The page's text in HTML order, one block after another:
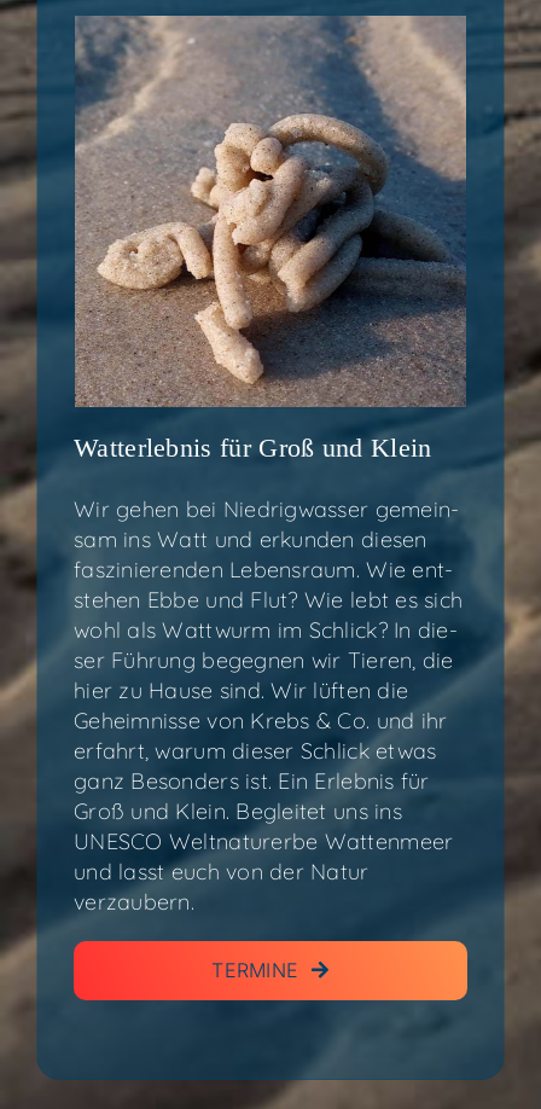
Wat­t­er­leb­nis für Groß und Klein
Wir gehen bei Nied­rig­was­ser gemein­
sam ins Watt und erkun­den die­sen
fas­zi­nie­ren­den Lebens­raum. Wie ent­
ste­hen Ebbe und Flut? Wie lebt es sich
wohl als Watt­wurm im Schlick? In die­
ser Füh­rung begeg­nen wir Tie­ren, die
hier zu Hau­se sind. Wir lüf­ten die
Geheim­nis­se von Krebs & Co. und ihr
erfahrt, war­um die­ser Schlick etwas
ganz Beson­ders ist. Ein Erleb­nis für
Groß und Klein. Beglei­tet uns ins
UNESCO Welt­na­tur­er­be Wat­ten­meer
und lasst euch von der Natur
verzaubern.
TER­MI­NE